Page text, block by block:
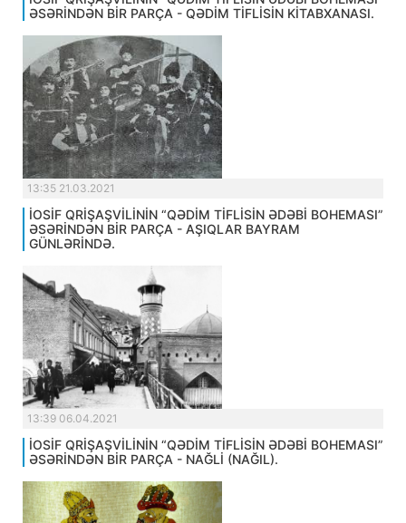
ƏSƏRİNDƏN BİR PARÇA - QƏDİM TİFLİSİN KİTABXANASI.
13:35 21.03.2021
İOSİF QRİŞAŞVİLİNİN “QƏDİM TİFLİSİN ƏDƏBİ BOHEMASI”
ƏSƏRİNDƏN BİR PARÇA - AŞIQLAR BAYRAM
GÜNLƏRİNDƏ.
13:39 06.04.2021
İOSİF QRİŞAŞVİLİNİN “QƏDİM TİFLİSİN ƏDƏBİ BOHEMASI”
ƏSƏRİNDƏN BİR PARÇA - NAĞLİ (NAĞIL).